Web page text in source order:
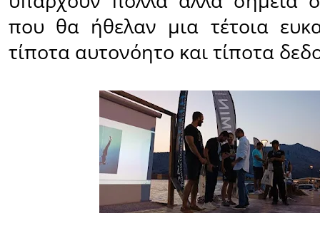
που θα ήθελαν μια τέτοια
τίποτα αυτονόητο και τίποτα